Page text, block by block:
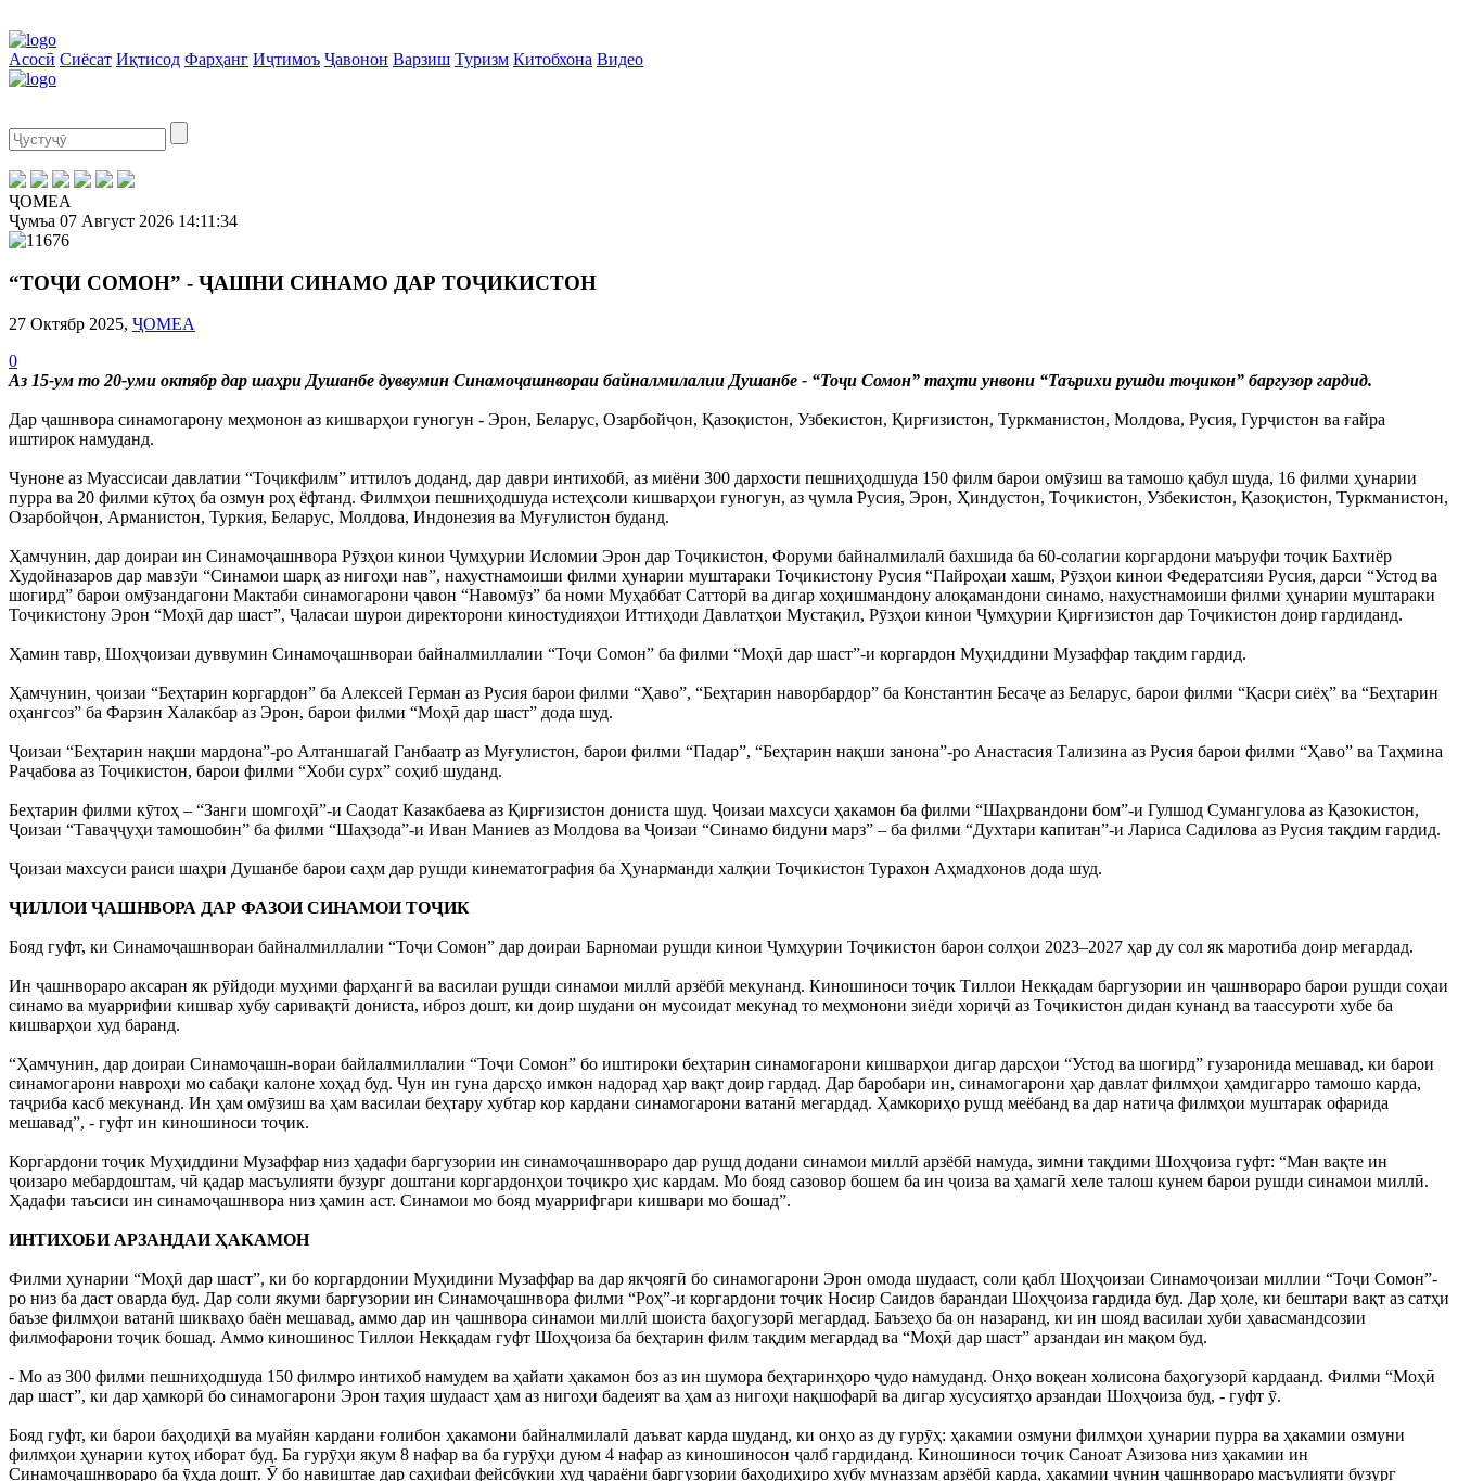
Асосӣ Сиёсат Иқтисод Фарҳанг Иҷтимоъ Ҷавонон Варзиш Туризм Китобхона Видео
ҶОМЕА
Ҷумъа 07 Август 2026 14:11:35
“ТОҶИ СОМОН” - ҶАШНИ СИНАМО ДАР ТОҶИКИСТОН
27 Октябр 2025, ҶОМЕА
0
Аз 15-ум то 20-уми октябр дар шаҳри Душанбе дуввумин Синамоҷашнвораи байналмилалии Душанбе - “Тоҷи Сомон” таҳти унвони “Таърихи рушди тоҷикон” баргузор гардид.
Дар ҷашнвора синамогарону меҳмонон аз кишварҳои гуногун - Эрон, Беларус, Озарбойҷон, Қазоқистон, Узбекистон, Қирғизистон, Туркманистон, Молдова, Русия, Гурҷистон ва ғайра
иштирок намуданд.
Чуноне аз Муассисаи давлатии “Тоҷикфилм” иттилоъ доданд, дар даври интихобӣ, аз миёни 300 дархости пешниҳодшуда 150 филм барои омӯзиш ва тамошо қабул шуда, 16 филми ҳунарии
пурра ва 20 филми кӯтоҳ ба озмун роҳ ёфтанд. Филмҳои пешниҳодшуда истеҳсоли кишварҳои гуногун, аз ҷумла Русия, Эрон, Ҳиндустон, Тоҷикистон, Узбекистон, Қазоқистон, Туркманистон,
Озарбойҷон, Арманистон, Туркия, Беларус, Молдова, Индонезия ва Муғулистон буданд.
Ҳамчунин, дар доираи ин Синамоҷашнвора Рӯзҳои кинои Ҷумҳурии Исломии Эрон дар Тоҷикистон, Форуми байналмилалӣ бахшида ба 60-солагии коргардони маъруфи тоҷик Бахтиёр
Худойназаров дар мавзӯи “Синамои шарқ аз нигоҳи нав”, нахустнамоиши филми ҳунарии муштараки Тоҷикистону Русия “Пайроҳаи хашм, Рӯзҳои кинои Федератсияи Русия, дарси “Устод ва
шогирд” барои омӯзандагони Мактаби синамогарони ҷавон “Навомӯз” ба номи Муҳаббат Сатторӣ ва дигар хоҳишмандону алоқамандони синамо, нахустнамоиши филми ҳунарии муштараки
Тоҷикистону Эрон “Моҳӣ дар шаст”, Ҷаласаи шурои директорони киностудияҳои Иттиҳоди Давлатҳои Мустақил, Рӯзҳои кинои Ҷумҳурии Қирғизистон дар Тоҷикистон доир гардиданд.
Ҳамин тавр, Шоҳҷоизаи дуввумин Синамоҷашнвораи байналмиллалии “Тоҷи Сомон” ба филми “Моҳӣ дар шаст”-и коргардон Муҳиддини Музаффар тақдим гардид.
Ҳамчунин, ҷоизаи “Беҳтарин коргардон” ба Алексей Герман аз Русия барои филми “Ҳаво”, “Беҳтарин наворбардор” ба Константин Бесаҷе аз Беларус, барои филми “Қасри сиёҳ” ва “Беҳтарин
оҳангсоз” ба Фарзин Халакбар аз Эрон, барои филми “Моҳӣ дар шаст” дода шуд.
Ҷоизаи “Беҳтарин нақши мардона”-ро Алтаншагай Ганбаатр аз Муғулистон, барои филми “Падар”, “Беҳтарин нақши занона”-ро Анастасия Тализина аз Русия барои филми “Ҳаво” ва Таҳмина
Раҷабова аз Тоҷикистон, барои филми “Хоби сурх” соҳиб шуданд.
Беҳтарин филми кӯтоҳ – “Занги шомгоҳӣ”-и Саодат Казакбаева аз Қирғизистон дониста шуд. Ҷоизаи махсуси ҳакамон ба филми “Шаҳрвандони бом”-и Гулшод Сумангулова аз Қазокистон,
Ҷоизаи “Таваҷҷуҳи тамошобин” ба филми “Шаҳзода”-и Иван Маниев аз Молдова ва Ҷоизаи “Синамо бидуни марз” – ба филми “Духтари капитан”-и Лариса Садилова аз Русия тақдим гардид.
Ҷоизаи махсуси раиси шаҳри Душанбе барои саҳм дар рушди кинематография ба Ҳунарманди халқии Тоҷикистон Турахон Аҳмадхонов дода шуд.
ҶИЛЛОИ ҶАШНВОРА ДАР ФАЗОИ СИНАМОИ ТОҶИК
Бояд гуфт, ки Синамоҷашнвораи байналмиллалии “Тоҷи Сомон” дар доираи Барномаи рушди кинои Ҷумҳурии Тоҷикистон барои солҳои 2023–2027 ҳар ду сол як маротиба доир мегардад.
Ин ҷашнвораро аксаран як рӯйдоди муҳими фарҳангӣ ва василаи рушди синамои миллӣ арзёбӣ мекунанд. Киношиноси тоҷик Тиллои Некқадам баргузории ин ҷашнвораро барои рушди соҳаи
синамо ва муаррифии кишвар хубу саривақтӣ дониста, иброз дошт, ки доир шудани он мусоидат мекунад то меҳмонони зиёди хориҷӣ аз Тоҷикистон дидан кунанд ва таассуроти хубе ба
кишварҳои худ баранд.
“Ҳамчунин, дар доираи Синамоҷашн-вораи байлалмиллалии “Тоҷи Сомон” бо иштироки беҳтарин синамогарони кишварҳои дигар дарсҳои “Устод ва шогирд” гузаронида мешавад, ки барои
синамогарони навроҳи мо сабақи калоне хоҳад буд. Чун ин гуна дарсҳо имкон надорад ҳар вақт доир гардад. Дар баробари ин, синамогарони ҳар давлат филмҳои ҳамдигарро тамошо карда,
таҷриба касб мекунанд. Ин ҳам омӯзиш ва ҳам василаи беҳтару хубтар кор кардани синамогарони ватанӣ мегардад. Ҳамкориҳо рушд меёбанд ва дар натиҷа филмҳои муштарак офарида
мешавад”, - гуфт ин киношиноси тоҷик.
Коргардони тоҷик Муҳиддини Музаффар низ ҳадафи баргузории ин синамоҷашнвораро дар рушд додани синамои миллӣ арзёбӣ намуда, зимни тақдими Шоҳҷоиза гуфт: “Ман вақте ин
ҷоизаро мебардоштам, чӣ қадар масъулияти бузург доштани коргардонҳои тоҷикро ҳис кардам. Мо бояд сазовор бошем ба ин ҷоиза ва ҳамагӣ хеле талош кунем барои рушди синамои миллӣ.
Ҳадафи таъсиси ин синамоҷашнвора низ ҳамин аст. Синамои мо бояд муаррифгари кишвари мо бошад”.
ИНТИХОБИ АРЗАНДАИ ҲАКАМОН
Филми ҳунарии “Моҳӣ дар шаст”, ки бо коргардонии Муҳидини Музаффар ва дар якҷоягӣ бо синамогарони Эрон омода шудааст, соли қабл Шоҳҷоизаи Синамоҷоизаи миллии “Тоҷи Сомон”-
ро низ ба даст оварда буд. Дар соли якуми баргузории ин Синамоҷашнвора филми “Роҳ”-и коргардони тоҷик Носир Саидов барандаи Шоҳҷоиза гардида буд. Дар ҳоле, ки бештари вақт аз сатҳи
баъзе филмҳои ватанӣ шикваҳо баён мешавад, аммо дар ин ҷашнвора синамои миллӣ шоиста баҳогузорӣ мегардад. Баъзеҳо ба он назаранд, ки ин шояд василаи хуби ҳавасмандсозии
филмофарони тоҷик бошад. Аммо киношинос Тиллои Некқадам гуфт Шоҳҷоиза ба беҳтарин филм тақдим мегардад ва “Моҳӣ дар шаст” арзандаи ин мақом буд.
- Мо аз 300 филми пешниҳодшуда 150 филмро интихоб намудем ва ҳайати ҳакамон боз аз ин шумора беҳтаринҳоро ҷудо намуданд. Онҳо воқеан холисона баҳогузорӣ кардаанд. Филми “Моҳӣ
дар шаст”, ки дар ҳамкорӣ бо синамогарони Эрон таҳия шудааст ҳам аз нигоҳи бадеият ва ҳам аз нигоҳи нақшофарӣ ва дигар хусусиятҳо арзандаи Шоҳҷоиза буд, - гуфт ӯ.
Бояд гуфт, ки барои баҳодиҳӣ ва муайян кардани ғолибон ҳакамони байналмилалӣ даъват карда шуданд, ки онҳо аз ду гурӯҳ: ҳакамии озмуни филмҳои ҳунарии пурра ва ҳакамии озмуни
филмҳои ҳунарии кутоҳ иборат буд. Ба гурӯҳи якум 8 нафар ва ба гурӯҳи дуюм 4 нафар аз киношиносон ҷалб гардиданд. Киношиноси тоҷик Саноат Азизова низ ҳакамии ин
Синамоҷашнвораро ба ӯҳда дошт. Ӯ бо навиштае дар саҳифаи фейсбукии худ ҷараёни баргузории баҳодиҳиро хубу муназзам арзёбӣ карда, ҳакамии чунин ҷашнвораро масъулияти бузург